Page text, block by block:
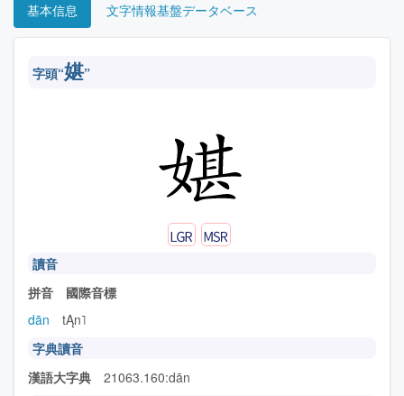
基本信息 文字情報基盤データベース
字頭“媅”
讀音
拼音 國際音標
dān tĄn˥
字典讀音
漢語大字典 21063.160:dān